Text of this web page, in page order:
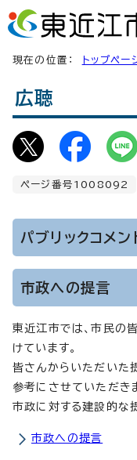
現在の位置： トップペー
広聴
ページ番号1008092
パブリックコメン
市政への提言
東近江市では、市民の
けています。
皆さんからいただいた
参考にさせていただき
市政に対する建設的な
市政への提言